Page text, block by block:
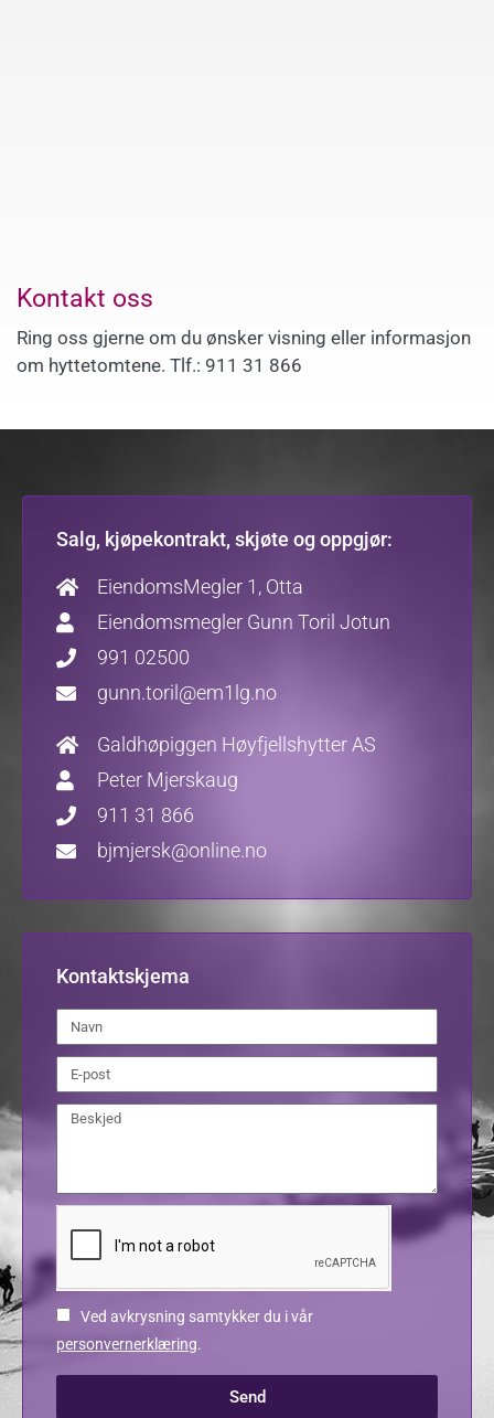
Kontakt oss
Ring oss gjerne om du ønsker visning eller informasjon
om hyttetomtene. Tlf.: 911 31 866
Salg, kjøpekontrakt, skjøte og oppgjør:
EiendomsMegler 1, Otta
Eiendomsmegler Gunn Toril Jotun
991 02500
gunn.toril@em1lg.no
Galdhøpiggen Høyfjellshytter AS​
Peter Mjerskaug
911 31 866
bjmjersk@online.no
Kontaktskjema
Ved avkrysning samtykker du i vår
personvernerklæring.
Send